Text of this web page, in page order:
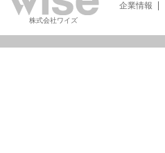
株式会社ワイズ
企業情報